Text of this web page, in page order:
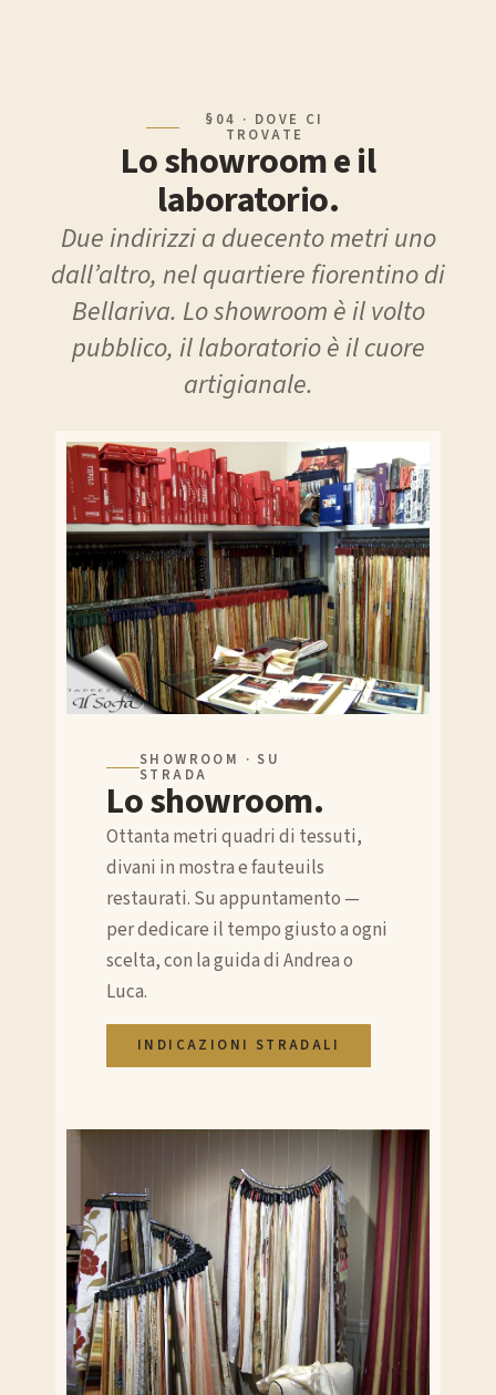
§04 · DOVE CI
TROVATE
Lo showroom e il
laboratorio.
Due indirizzi a duecento metri uno
dall’altro, nel quartiere fiorentino di
Bellariva. Lo showroom è il volto
pubblico, il laboratorio è il cuore
artigianale.
SHOWROOM · SU
STRADA
Lo showroom.
Ottanta metri quadri di tessuti,
divani in mostra e fauteuils
restaurati. Su appuntamento —
per dedicare il tempo giusto a ogni
scelta, con la guida di Andrea o
Luca.
INDICAZIONI STRADALI